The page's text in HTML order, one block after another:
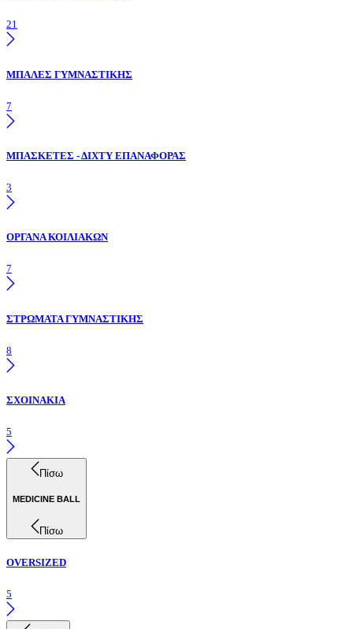
21
ΜΠΑΛΕΣ ΓΥΜΝΑΣΤΙΚΗΣ
7
ΜΠΑΣΚΕΤΕΣ - ΔΙΧΤΥ ΕΠΑΝΑΦΟΡΑΣ
3
ΟΡΓΑΝΑ ΚΟΙΛΙΑΚΩΝ
7
ΣΤΡΩΜΑΤΑ ΓΥΜΝΑΣΤΙΚΗΣ
8
ΣΧΟΙΝΑΚΙΑ
5
Πίσω
MEDICINE BALL
Πίσω
OVERSIZED
5